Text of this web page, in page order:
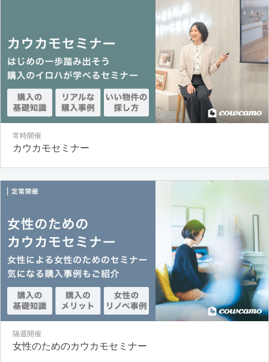
常時開催
カウカモセミナー
隔週開催
女性のためのカウカモセミナー